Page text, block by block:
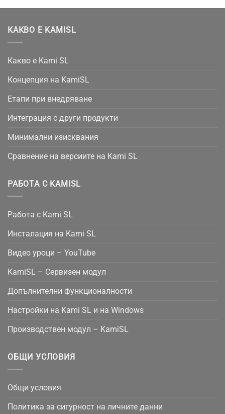
КАКВО Е KAMISL
Какво е Kami SL
Концепция на KamiSL
Етапи при внедряване
Интеграция с други продукти
Минимални изисквания
Сравнение на версиите на Kami SL
РАБОТА С KAMISL
Работа с Kami SL
Инсталация на Kami SL
Видео уроци – YouTube
KamiSL – Сервизен модул
Допълнителни функционалности
Настройки на Kami SL и на Windows
Производствен модул – KamiSL
ОБЩИ УСЛОВИЯ
Общи условия
Политика за сигурност на личните данни